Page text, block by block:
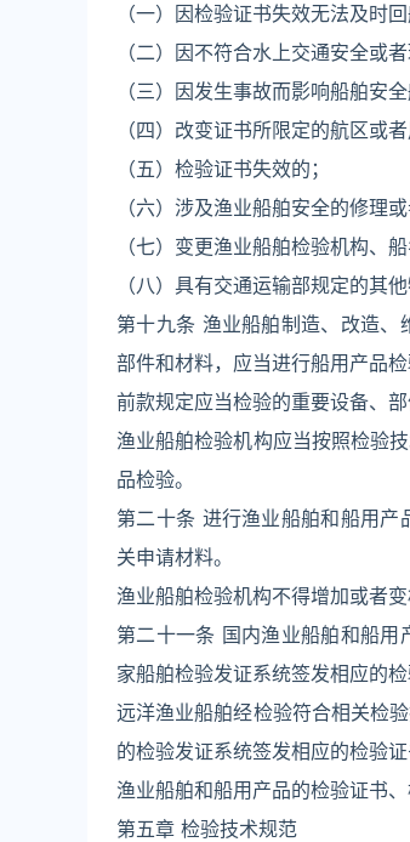
（一）因检验证书失效无法及时回
（二）因不符合水上交通安全或
（三）因发生事故而影响船舶安
（四）改变证书所限定的航区或者
（五）检验证书失效的；
（六）涉及渔业船舶安全的修理
（七）变更渔业船舶检验机构、
（八）具有交通运输部规定的其他
第十九条 渔业船舶制造、改造、
部件和材料，应当进行船用产品检
前款规定应当检验的重要设备、
渔业船舶检验机构应当按照检验
品检验。
第二十条 进行渔业船舶和船用产
关申请材料。
渔业船舶检验机构不得增加或者
第二十一条 国内渔业船舶和船用
家船舶检验发证系统签发相应的检
远洋渔业船舶经检验符合相关检
的检验发证系统签发相应的检验证
渔业船舶和船用产品的检验证书
第五章 检验技术规范